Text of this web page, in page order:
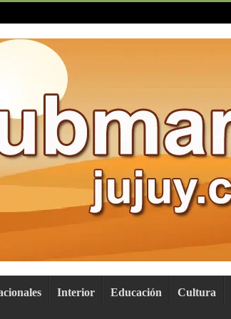
Interior Educación Cultura